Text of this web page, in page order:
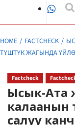
HOME FACTCHECK
ТҮШТҮК ЖАГЫНДА
Factcheck
Ысык-Ата
калаанын
салуу